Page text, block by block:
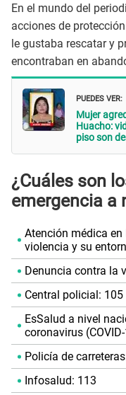
En el mundo del
acciones de
le gustaba rescatar y
encontraban en
PUEDES VER:
Mujer
Huacho:
piso son
¿Cuáles son
emergencia a
Atención médica
violencia y su
Denuncia contra la
Central policial: 105
EsSalud a nivel
coronavirus
Policía de
Infosalud: 113